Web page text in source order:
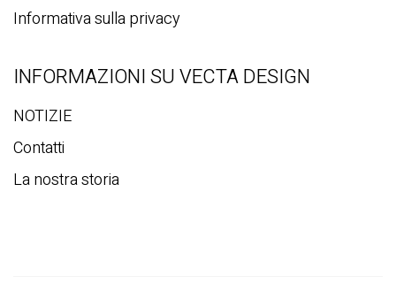
Informativa sulla privacy
INFORMAZIONI SU VECTA DESIGN
NOTIZIE
Contatti
La nostra storia